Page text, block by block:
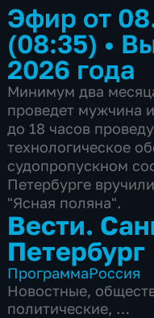
Эфир от
(08:35) •
2026 года
Минимум два
проведет мужчина
до 18 часов
технологическое
судопропускном
Петербурге
"Ясная поляна".
Вести.
Петербург
ПрограммаРоссия
Новостные,
политические,